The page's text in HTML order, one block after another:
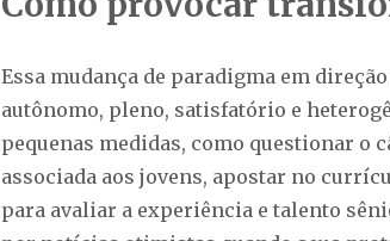
Essa mudança de paradigma em
autônomo, pleno, satisfatório e
pequenas medidas, como questionar o
associada aos jovens, apostar no
para avaliar a experiência e talento